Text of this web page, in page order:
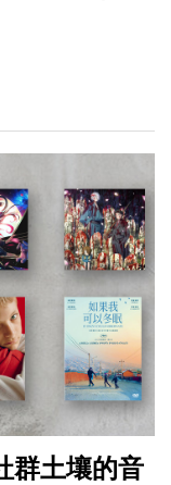
群土壤的音